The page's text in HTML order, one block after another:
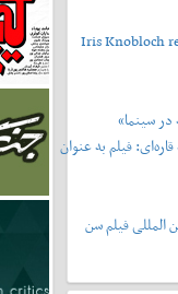
Iris Knobloch
سینما»
فیلم به عنوان
المللی فیلم سن